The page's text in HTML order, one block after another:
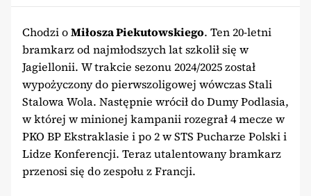
Chodzi oMiłosza Piekutowskiego. Ten 20-letni
bramkarz od najmłodszych lat szkolił się w
Jagiellonii. W trakcie sezonu 2024/2025 został
wypożyczony do pierwszoligowej wówczas Stali
Stalowa Wola. Następnie wrócił do Dumy Podlasia,
w której w minionej kampanii rozegrał 4 mecze w
PKO BP Ekstraklasie i po 2 w STS Pucharze Polski i
Lidze Konferencji. Teraz utalentowany bramkarz
przenosi się do zespołu z Francji.